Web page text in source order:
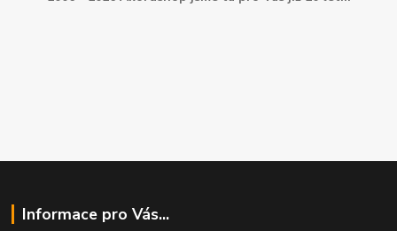
Informace pro Vás...